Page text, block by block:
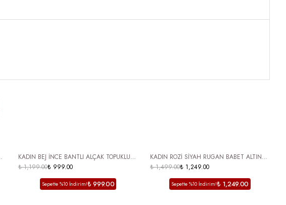
ÜCRETSİZ KARGO
KADIN BEJ İNCE BANTLI ALÇAK TOPUKLU
PARMAK ARASI TERLİK VELAJ
₺ 1,199.00₺ 999.00
Sepette %10 İndirim!₺ 999.00
ÜCRETSİZ KARGO
KADIN ROZİ SİYAH RUGAN BABET ALTIN
TROP DETAYLI ARKA AÇIK
₺ 1,499.00₺ 1,249.00
Sepette %10 İndirim!₺ 1,249.00